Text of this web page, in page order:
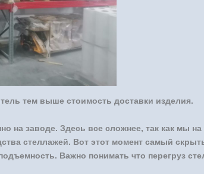
тем выше стоимость доставки изделия.
на заводе. Здесь все сложнее, так как мы
стеллажей. Вот этот момент самый
Важно понимать что перегруз